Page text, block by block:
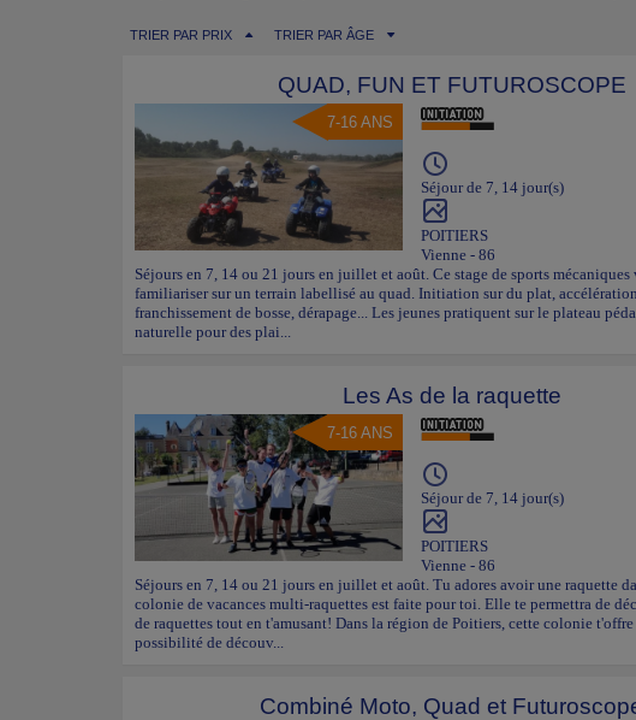
TRIER PAR PRIX TRIER PAR ÂGE
QUAD, FUN ET FUTUROSCOPE
7-16 ANS
Séjour de 7, 14 jour(s)
POITIERS
Vienne - 86
Séjours en 7, 14 ou 21 jours en juillet et août. Ce stage de sports
familiariser sur un terrain labellisé au quad. Initiation sur du plat,
franchissement de bosse, dérapage... Les jeunes pratiquent sur le plateau
naturelle pour des plai...
Les As de la raquette
7-16 ANS
Séjour de 7, 14 jour(s)
POITIERS
Vienne - 86
Séjours en 7, 14 ou 21 jours en juillet et août. Tu adores avoir une raquette
colonie de vacances multi-raquettes est faite pour toi. Elle te permettra de
de raquettes tout en t'amusant! Dans la région de Poitiers, cette colonie
possibilité de découv...
Combiné Moto, Quad et